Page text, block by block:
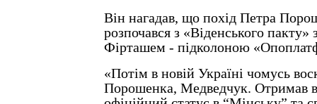
Він нагадав, що похід Петра
розпочався з «Віденського пакту»
Фірташем - підколоною
«Потім в новій Україні чомусь
Порошенка, Медведчук. Отримав